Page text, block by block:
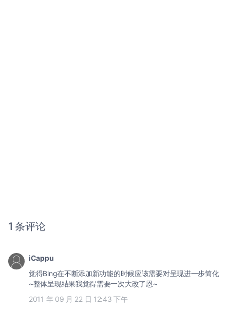
1 条评论
iCappu
觉得Bing在不断添加新功能的时候应该需要对呈现进一步简化
~整体呈现结果我觉得需要一次大改了恩~
2011 年 09 月 22 日 12:43 下午